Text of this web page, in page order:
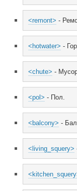
<remont> -
<hotwater> -
<chute> -
<pol> - Пол.
<balcony> -
<living_squery>